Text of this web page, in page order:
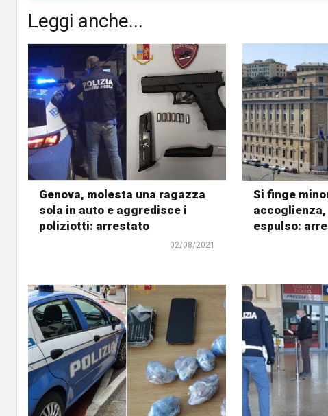
Leggi anche...
Genova, molesta una ragazza
sola in auto e aggredisce i
poliziotti: arrestato
02/08/2021
Si finge
espulso: